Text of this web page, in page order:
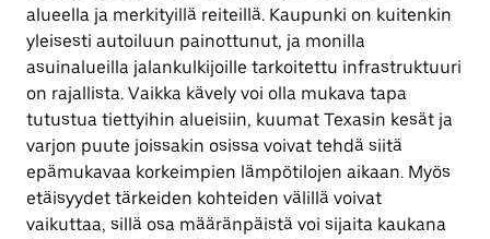
alueella ja merkityillä reiteillä. Kaupunki on kuitenkin
yleisesti autoiluun painottunut, ja monilla
asuinalueilla jalankulkijoille tarkoitettu infrastruktuuri
on rajallista. Vaikka kävely voi olla mukava tapa
tutustua tiettyihin alueisiin, kuumat Texasin kesät ja
varjon puute joissakin osissa voivat tehdä siitä
epämukavaa korkeimpien lämpötilojen aikaan. Myös
etäisyydet tärkeiden kohteiden välillä voivat
vaikuttaa, sillä osa määränpäistä voi sijaita kaukana